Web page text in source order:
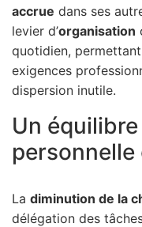
accrue dans ses
levier d’organisation
quotidien,
exigences
dispersion inutile.
Un
La diminution de la
délégation des